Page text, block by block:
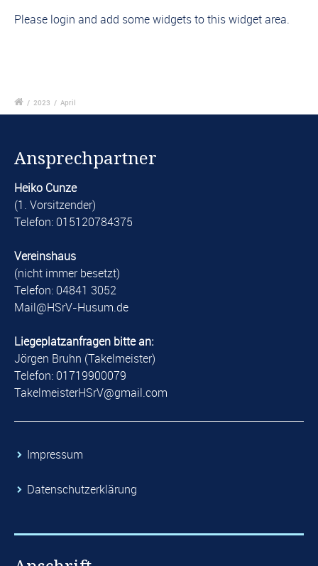
Please login and add some widgets to this widget area.
/ 2023 / April
Ansprechpartner
Heiko Cunze
(1. Vorsitzender)
Telefon: 015120784375
Vereinshaus
(nicht immer besetzt)
Telefon: 04841 3052
​Mail@HSrV-Husum.de​
Liegeplatzanfragen bitte an:
Jörgen Bruhn (Takelmeister)
Telefon: 01719900079
​TakelmeisterHSrV@gmail.com​
​Impressum
​Datenschutzerklärung